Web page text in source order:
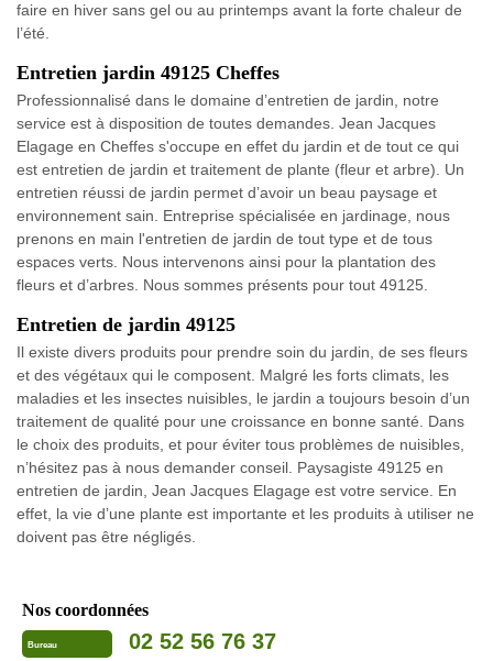
faire en hiver sans gel ou au printemps avant la forte chaleur de
l’été.
Entretien jardin 49125 Cheffes
Professionnalisé dans le domaine d’entretien de jardin, notre
service est à disposition de toutes demandes. Jean Jacques
Elagage en Cheffes s'occupe en effet du jardin et de tout ce qui
est entretien de jardin et traitement de plante (fleur et arbre). Un
entretien réussi de jardin permet d’avoir un beau paysage et
environnement sain. Entreprise spécialisée en jardinage, nous
prenons en main l'entretien de jardin de tout type et de tous
espaces verts. Nous intervenons ainsi pour la plantation des
fleurs et d’arbres. Nous sommes présents pour tout 49125.
Entretien de jardin 49125
Il existe divers produits pour prendre soin du jardin, de ses fleurs
et des végétaux qui le composent. Malgré les forts climats, les
maladies et les insectes nuisibles, le jardin a toujours besoin d’un
traitement de qualité pour une croissance en bonne santé. Dans
le choix des produits, et pour éviter tous problèmes de nuisibles,
n’hésitez pas à nous demander conseil. Paysagiste 49125 en
entretien de jardin, Jean Jacques Elagage est votre service. En
effet, la vie d’une plante est importante et les produits à utiliser ne
doivent pas être négligés.
Nos coordonnées
Bureau 02 52 56 76 37